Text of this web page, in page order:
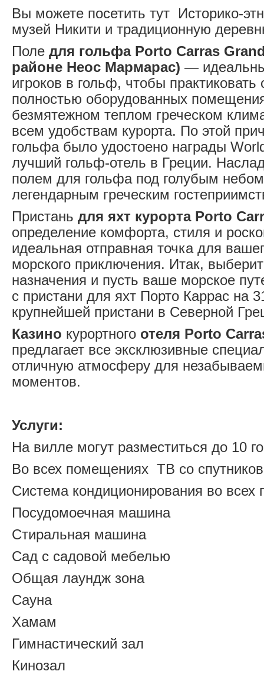
Вы можете посетить тут Историко-
музей Никити и традиционную
Поле для гольфа Porto Carras
районе Неос Мармарас) —
игроков в гольф, чтобы практиковать
полностью оборудованных
безмятежном теплом греческом
всем удобствам курорта. По этой
гольфа было удостоено награды
лучший гольф-отель в Греции.
полем для гольфа под голубым
легендарным греческим
Пристань для яхт курорта Porto
определение комфорта, стиля и
идеальная отправная точка для
морского приключения. Итак,
назначения и пусть ваше морское
с пристани для яхт Порто Каррас на
крупнейшей пристани в Северной
Казино курортного отеля Porto
предлагает все эксклюзивные
отличную атмосферу для
моментов.
Услуги:
На вилле могут разместиться до 10
Во всех помещениях ТВ со
Система кондиционирования во
Посудомоечная машина
Стиральная машина
Сад с садовой мебелью
Общая лаундж зона
Сауна
Хамам
Гимнастический зал
Кинозал